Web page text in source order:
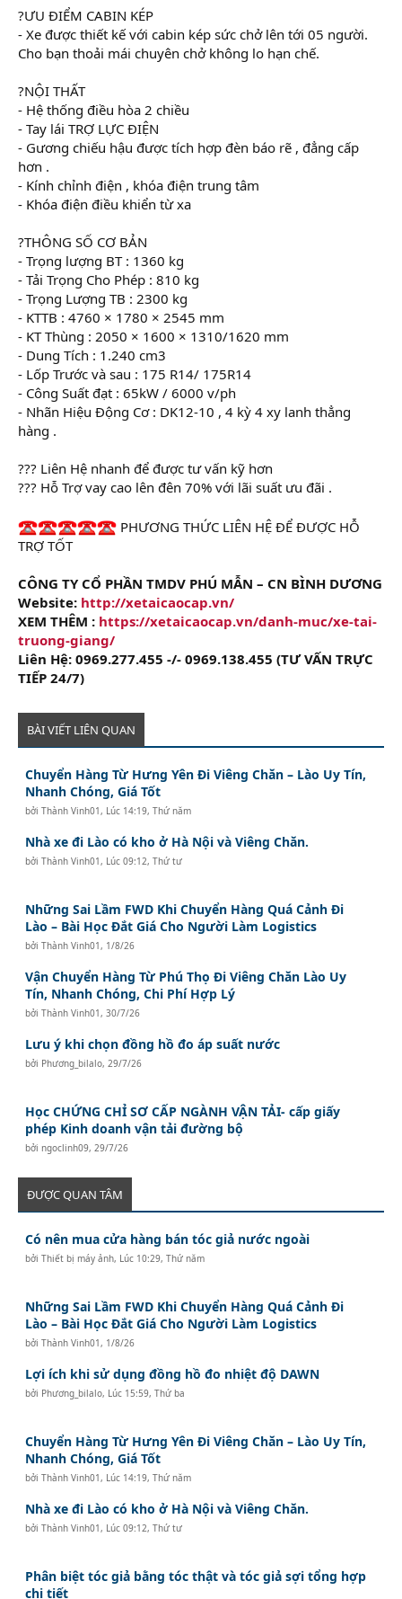
?ƯU ĐIỂM CABIN KÉP
- Xe được thiết kế với cabin kép sức chở lên tới 05 người.
Cho bạn thoải mái chuyên chở không lo hạn chế.
?NỘI THẤT
- Hệ thống điều hòa 2 chiều
- Tay lái TRỢ LỰC ĐIỆN
- Gương chiếu hậu được tích hợp đèn báo rẽ , đẳng cấp
hơn .
- Kính chỉnh điện , khóa điện trung tâm
- Khóa điện điều khiển từ xa
?THÔNG SỐ CƠ BẢN
- Trọng lượng BT : 1360 kg
- Tải Trọng Cho Phép : 810 kg
- Trọng Lượng TB : 2300 kg
- KTTB : 4760 × 1780 × 2545 mm
- KT Thùng : 2050 × 1600 × 1310/1620 mm
- Dung Tích : 1.240 cm3
- Lốp Trước và sau : 175 R14/ 175R14
- Công Suất đạt : 65kW / 6000 v/ph
- Nhãn Hiệu Động Cơ : DK12-10 , 4 kỳ 4 xy lanh thẳng
hàng .
??? Liên Hệ nhanh để được tư vấn kỹ hơn
??? Hỗ Trợ vay cao lên đên 70% với lãi suất ưu đãi .
PHƯƠNG THỨC LIÊN HỆ ĐỂ ĐƯỢC HỖ
TRỢ TỐT
CÔNG TY CỔ PHẦN TMDV PHÚ MẪN – CN BÌNH DƯƠNG
Website: http://xetaicaocap.vn/
XEM THÊM : https://xetaicaocap.vn/danh-muc/xe-tai-
truong-giang/
Liên Hệ: 0969.277.455 -/- 0969.138.455 (TƯ VẤN TRỰC
TIẾP 24/7)
BÀI VIẾT LIÊN QUAN
Chuyển Hàng Từ Hưng Yên Đi Viêng Chăn – Lào Uy Tín,
Nhanh Chóng, Giá Tốt
bởiThành Vinh01, Lúc 14:19, Thứ năm
Nhà xe đi Lào có kho ở Hà Nội và Viêng Chăn.
bởiThành Vinh01, Lúc 09:12, Thứ tư
Những Sai Lầm FWD Khi Chuyển Hàng Quá Cảnh Đi
Lào – Bài Học Đắt Giá Cho Người Làm Logistics
bởiThành Vinh01, 1/8/26
Vận Chuyển Hàng Từ Phú Thọ Đi Viêng Chăn Lào Uy
Tín, Nhanh Chóng, Chi Phí Hợp Lý
bởiThành Vinh01,30/7/26
Lưu ý khi chọn đồng hồ đo áp suất nước
bởi Phương_bilalo,29/7/26
Học CHỨNG CHỈ SƠ CẤP NGÀNH VẬN TẢI- cấp giấy
phép Kinh doanh vận tải đường bộ
bởingoclinh09,29/7/26
ĐƯỢC QUAN TÂM
Có nên mua cửa hàng bán tóc giả nước ngoài
bởiThiết bị máy ảnh, Lúc 10:29, Thứ năm
Những Sai Lầm FWD Khi Chuyển Hàng Quá Cảnh Đi
Lào – Bài Học Đắt Giá Cho Người Làm Logistics
bởiThành Vinh01, 1/8/26
Lợi ích khi sử dụng đồng hồ đo nhiệt độ DAWN
bởi Phương_bilalo, Lúc 15:59, Thứ ba
Chuyển Hàng Từ Hưng Yên Đi Viêng Chăn – Lào Uy Tín,
Nhanh Chóng, Giá Tốt
bởiThành Vinh01, Lúc 14:19, Thứ năm
Nhà xe đi Lào có kho ở Hà Nội và Viêng Chăn.
bởiThành Vinh01, Lúc 09:12, Thứ tư
Phân biệt tóc giả bằng tóc thật và tóc giả sợi tổng hợp
chi tiết